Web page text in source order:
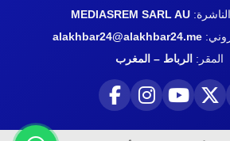
MEDIASREM SARL AU
alakhbar24@alakhbar24.me
المقر: الرباط – المغرب